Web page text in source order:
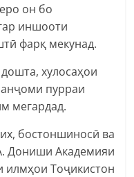
он бо
иншооти
фарқ мекунад.
хулосаҳои
анҷоми пурраи
мегардад.
бостоншиносӣ ва
Дониши Академияи
илмҳои Тоҷикистон